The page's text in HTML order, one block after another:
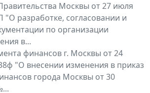
Москвы от 27 июля
"О разработке, согласовании и
по организации
в...
финансов г. Москвы от 24
"О внесении изменения в приказ
города Москвы от 30